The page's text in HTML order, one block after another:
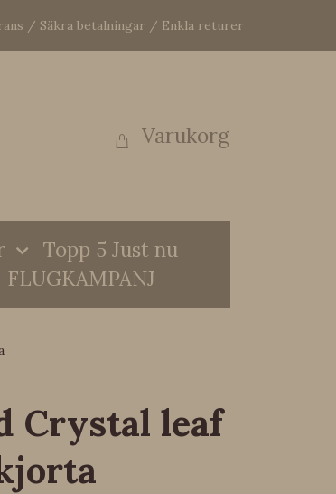
/ Säkra betalningar / Enkla returer
Varukorg
Topp 5 Just nu
FLUGKAMPANJ
Crystal leaf